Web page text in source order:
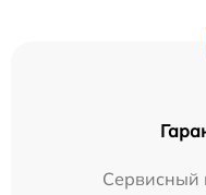
Сервисный